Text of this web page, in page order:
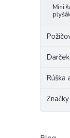
Mini
Rúška
Značky